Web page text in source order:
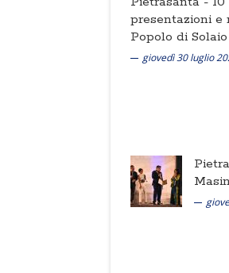
presentazioni e
Popolo di Solaio
giovedì 30 luglio